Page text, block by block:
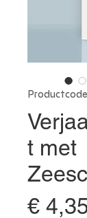
t met
€